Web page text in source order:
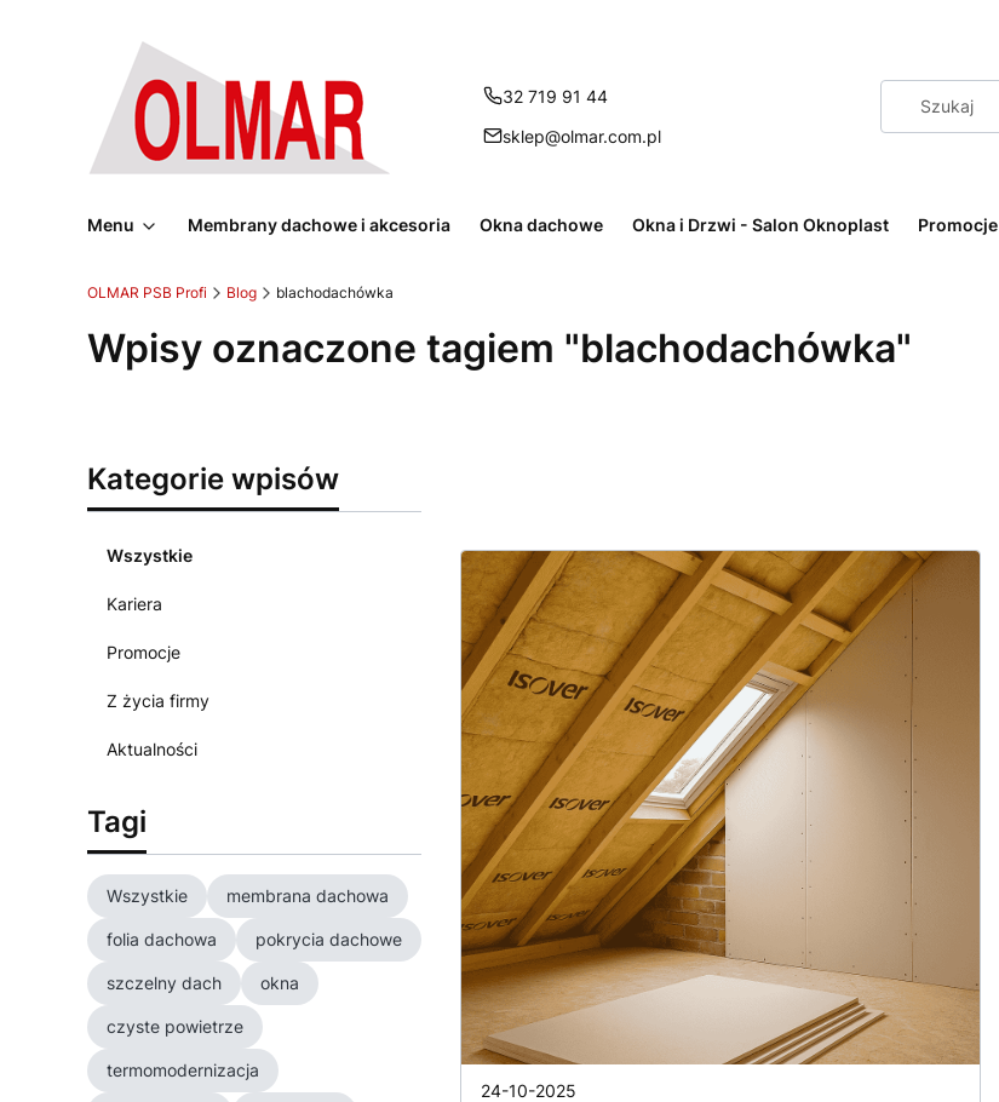
32 719 91 44
sklep@olmar.com.pl
Menu Membrany dachowe i akcesoria Okna dachowe Okna i Drzwi - Salon Oknoplast Promocje
OLMAR PSB Profi Blog blachodachówka
Wpisy oznaczone tagiem "blachodachówka"
Kategorie wpisów
Wszystkie
Kariera
Promocje
Z życia firmy
Aktualności
Tagi
Wszystkie membrana dachowa
folia dachowa pokrycia dachowe
szczelny dach okna
czyste powietrze
termomodernizacja
24-10-2025